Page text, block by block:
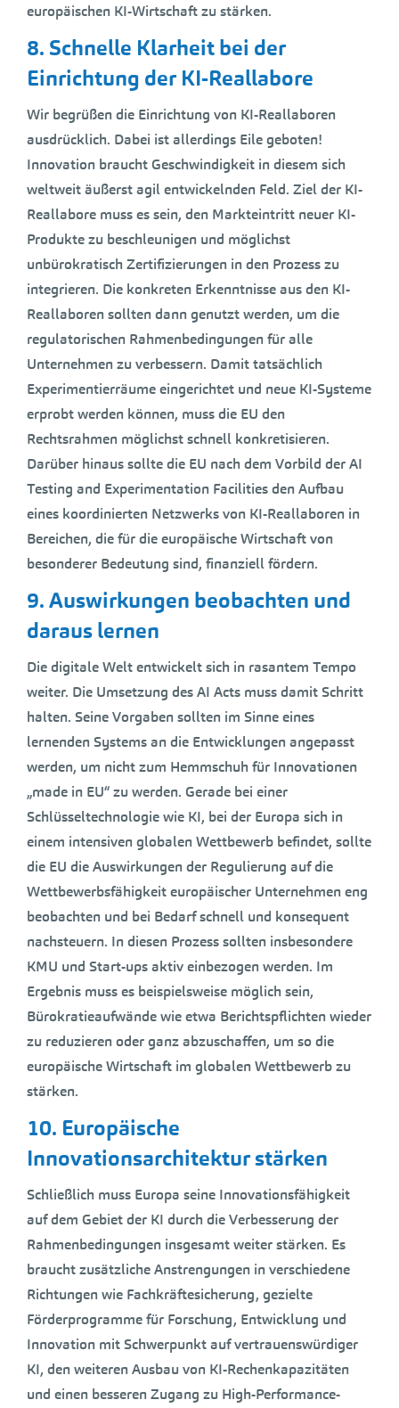
europäischen KI-Wirtschaft zu stärken.
8. Schnelle Klarheit bei der
Einrichtung der KI-Reallabore
Wir begrüßen die Einrichtung von KI-Reallaboren
ausdrücklich. Dabei ist allerdings Eile geboten!
Innovation braucht Geschwindigkeit in diesem sich
weltweit äußerst agil entwickelnden Feld. Ziel der KI-
Reallabore muss es sein, den Markteintritt neuer KI-
Produkte zu beschleunigen und möglichst
unbürokratisch Zertifizierungen in den Prozess zu
integrieren. Die konkreten Erkenntnisse aus den KI-
Reallaboren sollten dann genutzt werden, um die
regulatorischen Rahmenbedingungen für alle
Unternehmen zu verbessern. Damit tatsächlich
Experimentierräume eingerichtet und neue KI-Systeme
erprobt werden können, muss die EU den
Rechtsrahmen möglichst schnell konkretisieren.
Darüber hinaus sollte die EU nach dem Vorbild der AI
Testing and Experimentation Facilities den Aufbau
eines koordinierten Netzwerks von KI-Reallaboren in
Bereichen, die für die europäische Wirtschaft von
besonderer Bedeutung sind, finanziell fördern.
9. Auswirkungen beobachten und
daraus lernen
Die digitale Welt entwickelt sich in rasantem Tempo
weiter. Die Umsetzung des AI Acts muss damit Schritt
halten. Seine Vorgaben sollten im Sinne eines
lernenden Systems an die Entwicklungen angepasst
werden, um nicht zum Hemmschuh für Innovationen
„made in EU“ zu werden. Gerade bei einer
Schlüsseltechnologie wie KI, bei der Europa sich in
einem intensiven globalen Wettbewerb befindet, sollte
die EU die Auswirkungen der Regulierung auf die
Wettbewerbsfähigkeit europäischer Unternehmen eng
beobachten und bei Bedarf schnell und konsequent
nachsteuern. In diesen Prozess sollten insbesondere
KMU und Start-ups aktiv einbezogen werden. Im
Ergebnis muss es beispielsweise möglich sein,
Bürokratieaufwände wie etwa Berichtspflichten wieder
zu reduzieren oder ganz abzuschaffen, um so die
europäische Wirtschaft im globalen Wettbewerb zu
stärken.
10. Europäische
Innovationsarchitektur stärken
Schließlich muss Europa seine Innovationsfähigkeit
auf dem Gebiet der KI durch die Verbesserung der
Rahmenbedingungen insgesamt weiter stärken. Es
braucht zusätzliche Anstrengungen in verschiedene
Richtungen wie Fachkräftesicherung, gezielte
Förderprogramme für Forschung, Entwicklung und
Innovation mit Schwerpunkt auf vertrauenswürdiger
KI, den weiteren Ausbau von KI-Rechenkapazitäten
und einen besseren Zugang zu High-Performance-